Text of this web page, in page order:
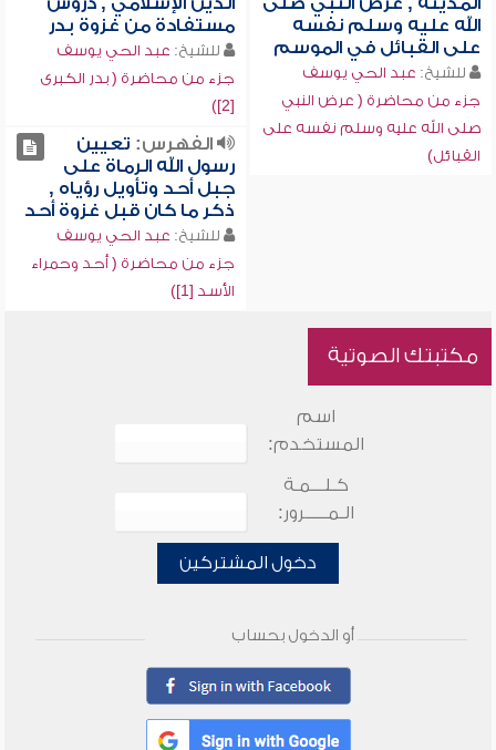
الله عليه وسلم نفسه
على القبائل في الموسم
للشيخ: عبد الحي يوسف
جزء من محاضرة ( عرض النبي
صلى الله عليه وسلم نفسه على
القبائل)
مستفادة من غزوة بدر
للشيخ: عبد الحي يوسف
جزء من محاضرة ( بدر الكبرى
[2])
الفهرس: تعيين
رسول الله الرماة على
جبل أحد وتأويل رؤياه ,
ذكر ما كان قبل غزوة أحد
للشيخ: عبد الحي يوسف
جزء من محاضرة ( أحد وحمراء
الأسد [1])
مكتبتك الصوتية
اسم
المستخدم:
كـلـــمـة
الـمـــــرور:
دخول المشتركين
أو الدخول بحساب